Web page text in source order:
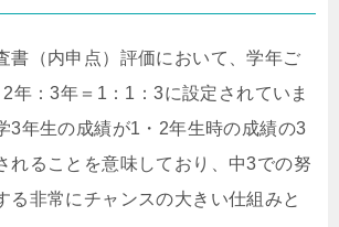
書（内申点）評価において、学年ご
年：3年＝1：1：3に設定されていま
3年生の成績が1・2年生時の成績の3
れることを意味しており、中3での努
る非常にチャンスの大きい仕組みと